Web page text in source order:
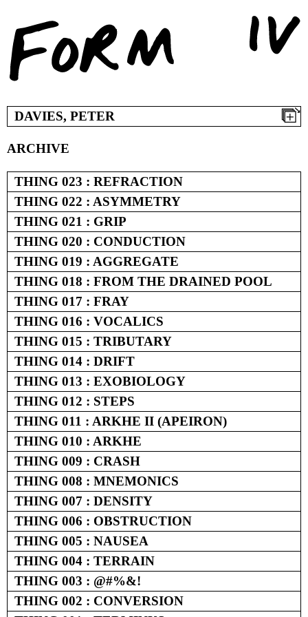
content
DAVIES, PETER
ARCHIVE
THING 023 : REFRACTION
THING 022 : ASYMMETRY
THING 021 : GRIP
THING 020 : CONDUCTION
THING 019 : AGGREGATE
THING 018 : FROM THE DRAINED POOL
THING 017 : FRAY
THING 016 : VOCALICS
THING 015 : TRIBUTARY
THING 014 : DRIFT
THING 013 : EXOBIOLOGY
THING 012 : STEPS
THING 011 : ARKHE II (APEIRON)
THING 010 : ARKHE
THING 009 : CRASH
THING 008 : MNEMONICS
THING 007 : DENSITY
THING 006 : OBSTRUCTION
THING 005 : NAUSEA
THING 004 : TERRAIN
THING 003 : @#%&!
THING 002 : CONVERSION